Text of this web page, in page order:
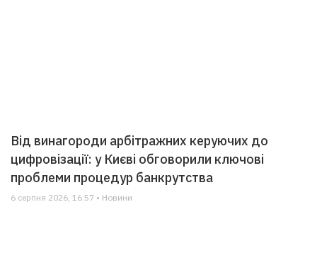
Від винагороди арбітражних керуючих до
цифровізації: у Києві обговорили ключові
проблеми процедур банкрутства
6 серпня 2026, 16:57 • Новини